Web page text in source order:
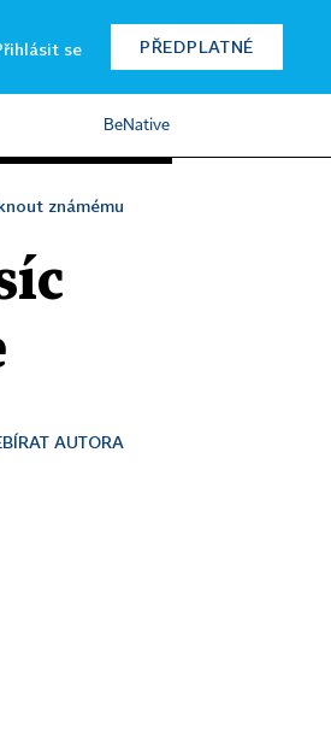
se PŘEDPLATNÉ
BeNative
známému
AUTORA